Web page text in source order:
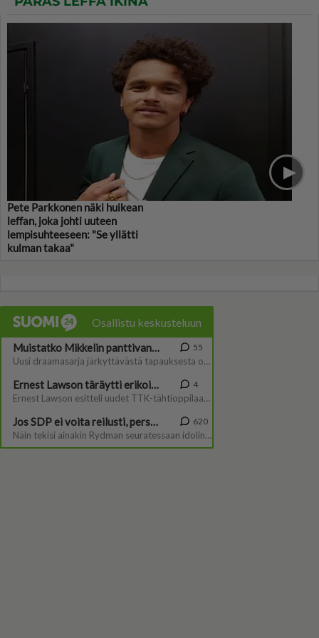
Pete Parkkonen näki huikean
leffan, joka johti uuteen
lempisuhteeseen: "Se yllätti
kulman takaa"